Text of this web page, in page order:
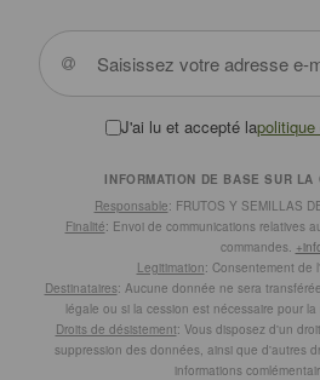
J'ai lu et accepté la
INFORMATION DE BASE SUR LA
Responsable: FRUTOS Y SEMILLAS
Finalité: Envoi de communications relatives
commandes.
Legitimation: Consentement de
Destinataires: Aucune donnée ne sera
légale ou si la cession est nécessaire pour
Droits de désistement: Vous disposez d'un
suppression des données, ainsi que d'autres
informations